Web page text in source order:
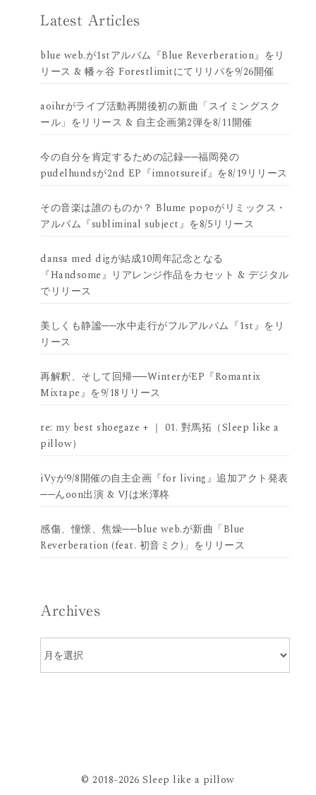
Latest Articles
blue web.が1stアルバム『Blue Reverberation』をリ
リース & 幡ヶ谷 Forestlimitにてリリパを9/26開催
aoihrがライブ活動再開後初の新曲「スイミングスク
ール」をリリース & 自主企画第2弾を8/11開催
今の自分を肯定するための記録──福岡発の
pudelhundsが2nd EP『imnotsureif』を8/19リリース
その音楽は誰のものか？ Blume popoがリミックス・
アルバム『subliminal subject』を8/5リリース
dansa med digが結成10周年記念となる
『Handsome』リアレンジ作品をカセット & デジタル
でリリース
美しくも静謐──水中走行がフルアルバム『1st』をリ
リース
再解釈、そして回帰──WinterがEP『Romantix
Mixtape』を9/18リリース
re: my best shoegaze + ｜ 01. 對馬拓（Sleep like a
pillow）
iVyが9/8開催の自主企画『for living』追加アクト発表
──んoon出演 & VJは米澤柊
感傷、憧憬、焦燥──blue web.が新曲「Blue
Reverberation (feat. 初音ミク)」をリリース
Archives
© 2018-2026 Sleep like a pillow